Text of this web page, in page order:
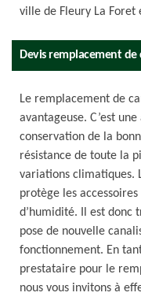
ville de Fleury La Foret
Devis remplacement de
Le remplacement de
avantageuse. C’est
conservation de la
résistance de toute la
variations climatiques.
protège les
d’humidité. Il est donc
pose de nouvelle
fonctionnement. En
prestataire pour le
nous vous invitons à